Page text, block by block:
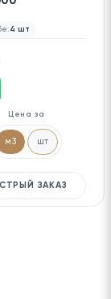
4 шт
Цена за
м3 шт
ЗАКАЗ